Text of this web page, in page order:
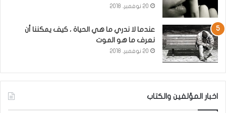
20 نوفمبر، 2018
عندما لا ندري ما هي الحياة ، كيف يمكننا أن
نعرف ما هو الموت
20 نوفمبر، 2018
اخبار المؤلفين والكتاب